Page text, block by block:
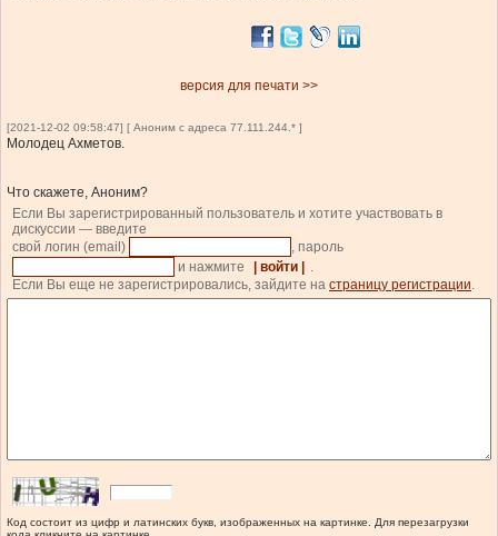
версия для печати >>
[2021-12-02 09:58:47] [ Аноним с адреса 77.111.244.* ]
Молодец Ахметов.
Что скажете, Аноним?
Если Вы зарегистрированный пользователь и хотите участвовать в
дискуссии — введите
свой логин (email)
, пароль
и нажмите
| войти |
.
Если Вы еще не зарегистрировались, зайдите на страницу регистрации.
Код состоит из цифр и латинских букв, изображенных на картинке. Для перезагрузки